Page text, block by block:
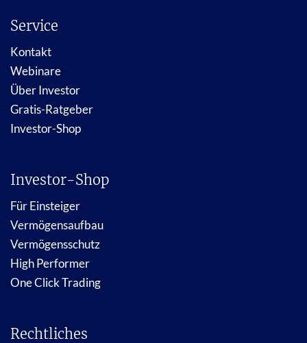
Service
Kontakt
Webinare
Über Investor
Gratis-Ratgeber
Investor-Shop
Investor-Shop
Für Einsteiger
Vermögensaufbau
Vermögensschutz
High Performer
One Click Trading
Rechtliches